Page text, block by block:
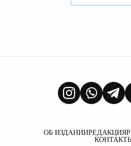
ОБ ИЗДАНИИРЕДАКЦИЯ